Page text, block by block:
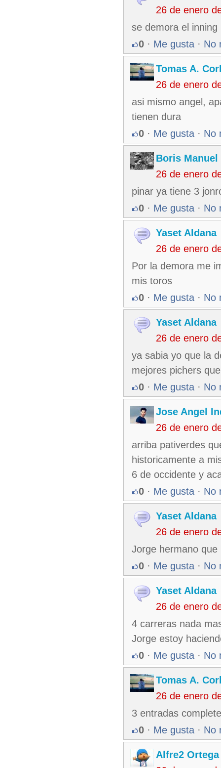
26 de enero
se demora el
0 · Me gusta · No
Tomas A.
26 de enero
asi mismo angel,
tienen dura
0 · Me gusta · No
Boris Manuel
26 de enero
pinar ya tiene 3
0 · Me gusta · No
Yaset Aldana
26 de enero
Por la demora me
mis toros
0 · Me gusta · No
Yaset Aldana
26 de enero
ya sabia yo que la
mejores pichers
0 · Me gusta · No
Jose Angel
26 de enero
arriba pativerdes
historicamente a
6 de occidente y
0 · Me gusta · No
Yaset Aldana
26 de enero
Jorge hermano
0 · Me gusta · No
Yaset Aldana
26 de enero
4 carreras nada
Jorge estoy
0 · Me gusta · No
Tomas A.
26 de enero
3 entradas
0 · Me gusta · No
Alfre2 Ortega